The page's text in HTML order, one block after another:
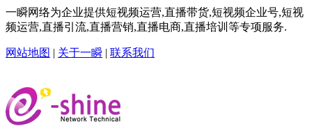
一瞬网络为企业提供短视频运营,直播带货,短视频企业号,短视
频运营,直播引流,直播营销,直播电商,直播培训等专项服务.
网站地图 | 关于一瞬 | 联系我们